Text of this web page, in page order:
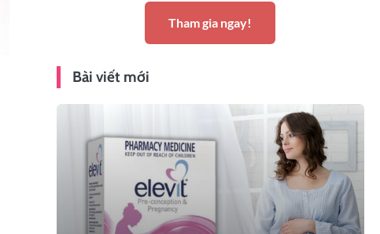
Tham gia ngay!
Bài viết mới